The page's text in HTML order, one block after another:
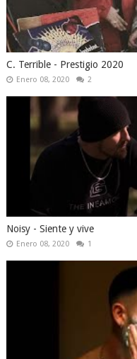
C. Terrible - Prestigio 2020
Enero 08, 2020 2
Noisy - Siente y vive
Enero 08, 2020 1